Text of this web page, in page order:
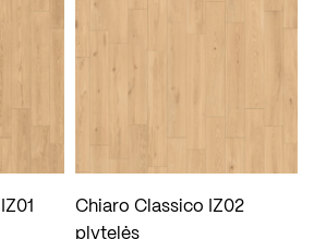
Chiaro Classico IZ02
plytelės